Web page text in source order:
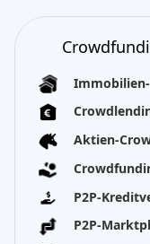
Aktien-
P2P-
P2P-